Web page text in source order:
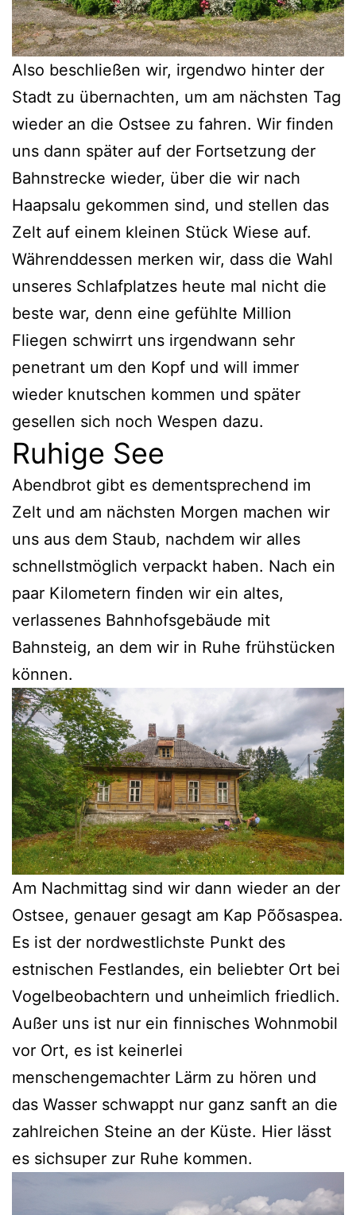
Also beschließen wir, irgendwo hinter der
Stadt zu übernachten, um am nächsten Tag
wieder an die Ostsee zu fahren. Wir finden
uns dann später auf der Fortsetzung der
Bahnstrecke wieder, über die wir nach
Haapsalu gekommen sind, und stellen das
Zelt auf einem kleinen Stück Wiese auf.
Währenddessen merken wir, dass die Wahl
unseres Schlafplatzes heute mal nicht die
beste war, denn eine gefühlte Million
Fliegen schwirrt uns irgendwann sehr
penetrant um den Kopf und will immer
wieder knutschen kommen und später
gesellen sich noch Wespen dazu.
Ruhige See
Abendbrot gibt es dementsprechend im
Zelt und am nächsten Morgen machen wir
uns aus dem Staub, nachdem wir alles
schnellstmöglich verpackt haben. Nach ein
paar Kilometern finden wir ein altes,
verlassenes Bahnhofsgebäude mit
Bahnsteig, an dem wir in Ruhe frühstücken
können.
Am Nachmittag sind wir dann wieder an der
Ostsee, genauer gesagt am Kap Põõsaspea.
Es ist der nordwestlichste Punkt des
estnischen Festlandes, ein beliebter Ort bei
Vogelbeobachtern und unheimlich friedlich.
Außer uns ist nur ein finnisches Wohnmobil
vor Ort, es ist keinerlei
menschengemachter Lärm zu hören und
das Wasser schwappt nur ganz sanft an die
zahlreichen Steine an der Küste. Hier lässt
es sichsuper zur Ruhe kommen.